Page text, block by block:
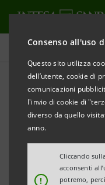
Consenso all'uso
Questo sito utilizza
dell’utente, cookie di
comunicazioni
l'invio di cookie di
diverso da quello
anno.
!
Cliccando
acconsenti
potremo,
Tutti i progetti
ECONOMIA
Fatturato
mobile e